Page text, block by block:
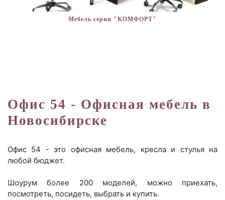
Мебель серии "КОМФОРТ"
Офис 54 - Офисная мебель в
Новосибирске
Офис 54 - это офисная мебель, кресла и стулья на
любой бюджет.
Шоурум более 200 моделей, можно приехать,
посмотреть, посидеть, выбрать и купить.